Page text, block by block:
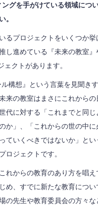
グを手がけている領域につ
。
るプロジェクトをいくつか挙
し進めている『未来の教室』
クトがあります。
構想』という言葉を見聞き
来の教室はまさにこれからの
代に対する「これまでと同じ
か」、「これからの世の中に
ていくべきではないか」とい
ロジェクトです。
れからの教育のあり方を唱え
め、すでに新たな教育につい
の先生や教育委員会の方々な